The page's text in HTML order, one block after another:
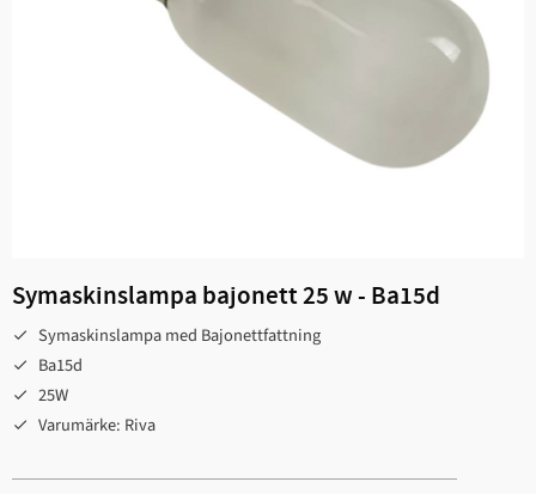
Symaskinslampa bajonett 25 w - Ba15d
Symaskinslampa med Bajonettfattning
Ba15d
25W
Varumärke: Riva